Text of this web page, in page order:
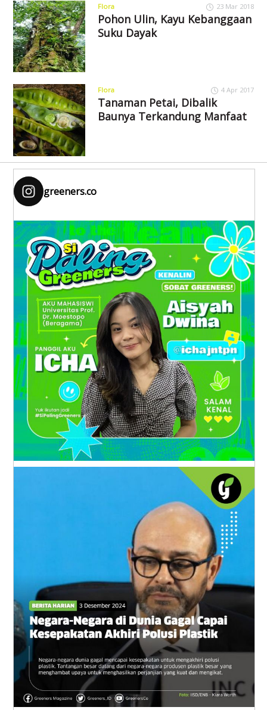
Flora 23 Mar 2018
Pohon Ulin, Kayu Kebanggaan
Suku Dayak
Flora 4 Apr 2017
Tanaman Petai, Dibalik
Baunya Terkandung Manfaat
greeners.co